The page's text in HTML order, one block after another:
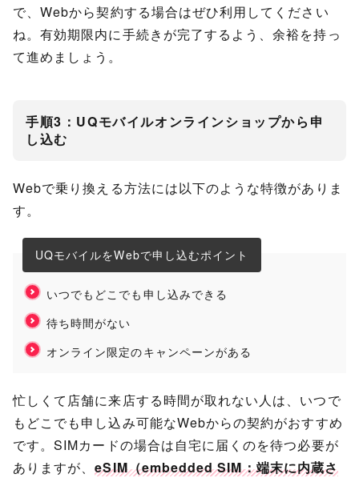
で、Webから契約する場合はぜひ利用してください
ね。有効期限内に手続きが完了するよう、余裕を持っ
て進めましょう。
手順3：UQモバイルオンラインショップから申
し込む
Webで乗り換える方法には以下のような特徴がありま
す。
UQモバイルをWebで申し込むポイント
いつでもどこでも申し込みできる
待ち時間がない
オンライン限定のキャンペーンがある
忙しくて店舗に来店する時間が取れない人は、いつで
もどこでも申し込み可能なWebからの契約がおすすめ
です。SIMカードの場合は自宅に届くのを待つ必要が
ありますが、eSIM（embedded SIM：端末に内蔵さ